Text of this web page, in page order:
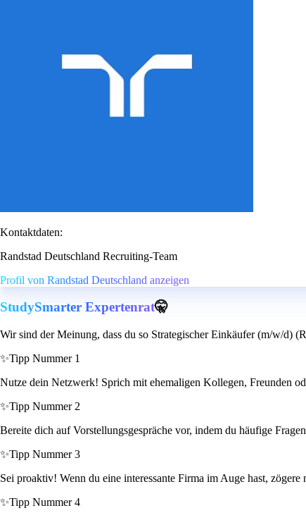
Kontaktdaten:
Randstad Deutschland Recruiting-Team
Profil von Randstad Deutschland anzeigen
StudySmarter Expertenrat🤫
Wir sind der Meinung, dass du so Strategischer Einkäufer (m/w/d)
✨Tipp Nummer 1
Nutze dein Netzwerk! Sprich mit ehemaligen Kollegen, Freunden
✨Tipp Nummer 2
Bereite dich auf Vorstellungsgespräche vor, indem du häufige
✨Tipp Nummer 3
Sei proaktiv! Wenn du eine interessante Firma im Auge hast,
✨Tipp Nummer 4